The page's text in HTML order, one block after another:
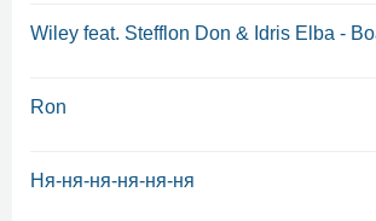
Wiley feat. Stefflon Don & Idris Elba -
Ron
Ня-ня-ня-ня-ня-ня